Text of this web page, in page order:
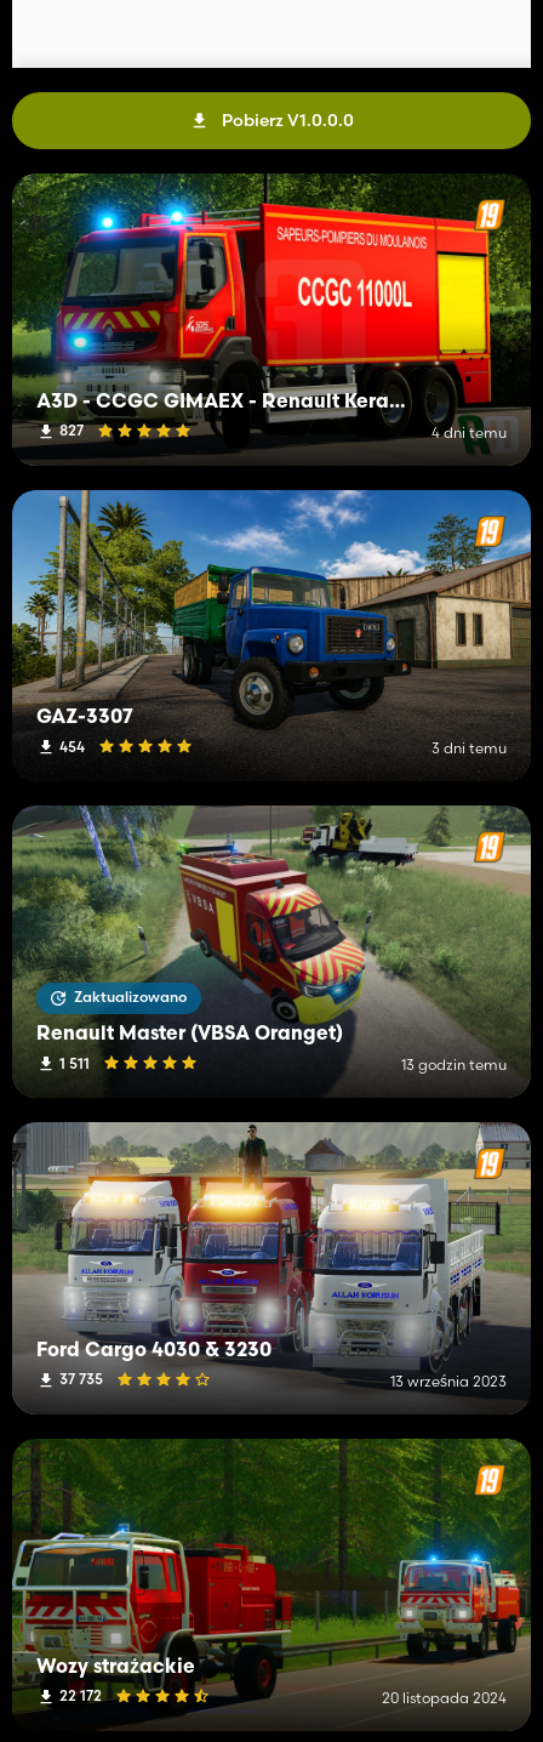
Pobierz V1.0.0.0
A3D - CCGC GIMAEX - Renault Kerax 2011
827 4 dni temu
GAZ-3307
454 3 dni temu
Zaktualizowano
Renault Master (VBSA Oranget)
1 511 13 godzin temu
Ford Cargo 4030 & 3230
37 735 13 września 2023
Wozy strażackie
22 172 20 listopada 2024